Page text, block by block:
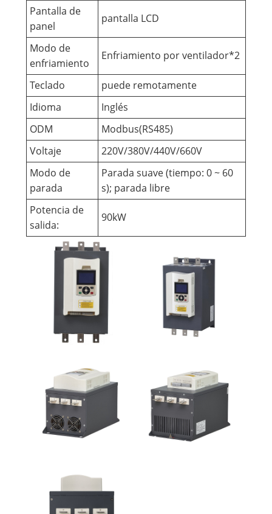
Pantalla de
panel
pantalla LCD
Modo de
enfriamiento
Enfriamiento por ventilador*2
Teclado
puede remotamente
Idioma
Inglés
ODM
Modbus(RS485)
Voltaje
220V/380V/440V/660V
Modo de
parada
Parada suave (tiempo: 0 ~ 60
s); parada libre
Potencia de
salida:
90kW